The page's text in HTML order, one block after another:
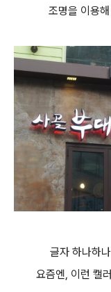
조명을 이용
글자 하나하
요즘엔, 이런 캘